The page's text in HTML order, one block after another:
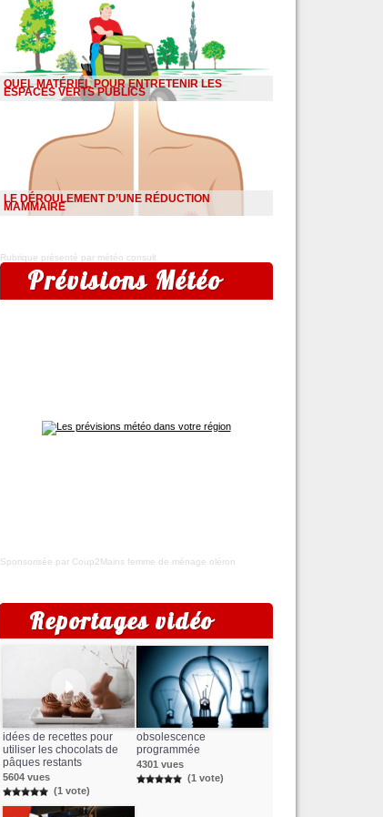
QUEL MATÉRIEL POUR ENTRETENIR LES
ESPACES VERTS PUBLICS
LE DÉROULEMENT D’UNE RÉDUCTION
MAMMAIRE
Rubrique présenté par météo consult
Prévisions Météo
Sponsorisée par Coup2Mains femme de ménage oléron
Reportages vidéo
idées de recettes pour
utiliser les chocolats de
pâques restants
5604 vues
(1 vote)
obsolescence
programmée
4301 vues
(1 vote)